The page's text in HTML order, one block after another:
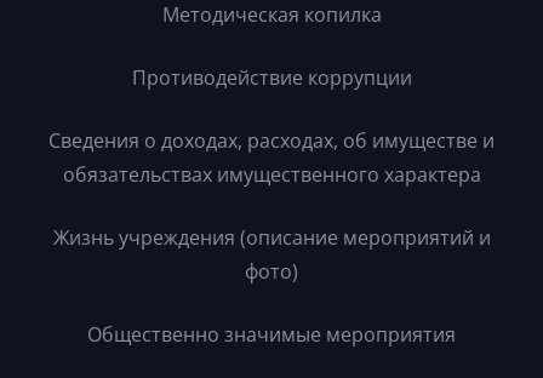
Методическая копилка
Противодействие коррупции
Сведения о доходах, расходах, об имуществе и
обязательствах имущественного характера
Жизнь учреждения (описание мероприятий и
фото)
Общественно значимые мероприятия